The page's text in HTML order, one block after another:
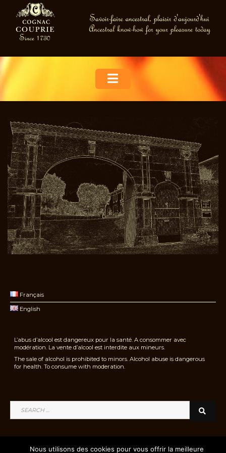
Français
English
L’abus d’alcool est dangereux pour la santé. A consommer avec
modération. La vente d’alcool est interdite aux mineurs.
The sale of alcohol is prohibited to minors. Alcohol abuse is dangerous
for health. To consume with moderation.
Nous utilisons des cookies pour vous offrir la meilleure